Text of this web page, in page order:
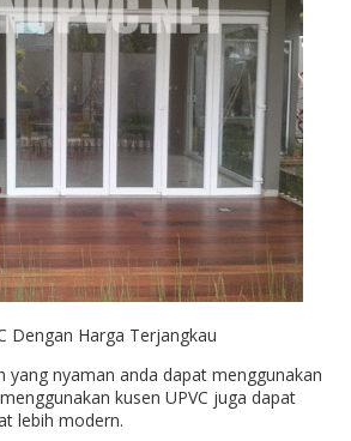
Dengan Harga Terjangkau
yang nyaman anda dapat menggunakan
kusen UPVC juga dapat
lebih modern.